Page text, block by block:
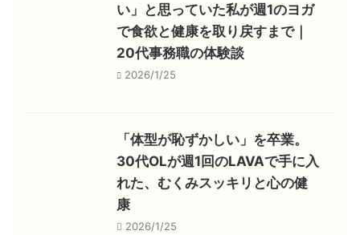
い」と思っていた私が週1のヨガ
で食欲と健康を取り戻すまで｜
20代事務職の体験談
2026/1/25
「体型が恥ずかしい」を卒業。
30代OLが週1回のLAVAで手に入
れた、むくみスッキリと心の健
康
2026/1/25